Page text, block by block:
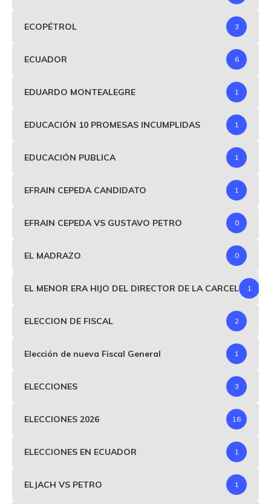
ECOPÉTROL 3
ECUADOR 6
EDUARDO MONTEALEGRE 1
EDUCACIÓN 10 PROMESAS INCUMPLIDAS 1
EDUCACIÓN PUBLICA 1
EFRAIN CEPEDA CANDIDATO 1
EFRAIN CEPEDA VS GUSTAVO PETRO 0
EL MADRAZO 0
EL MENOR ERA HIJO DEL DIRECTOR DE LA CARCEL 1
ELECCION DE FISCAL 2
Elección de nueva Fiscal General 1
ELECCIONES 3
ELECCIONES 2026 16
ELECCIONES EN ECUADOR 1
ELJACH VS PETRO 1